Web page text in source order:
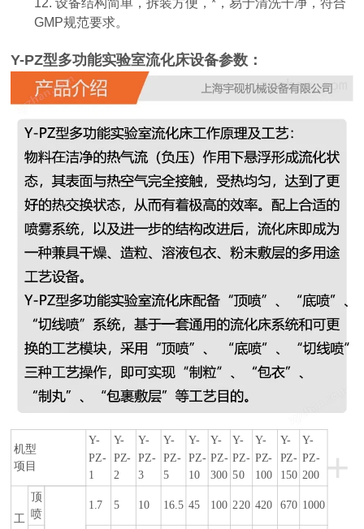
12. 设备结构简单，拆装方便，*，易于清洗干净，符合
GMP规范要求。
Y-PZ型多功能实验室流化床设备参数：
+
机型
项目
Y-
PZ-
1
Y-
PZ-
2
Y-
PZ-
3
Y-
PZ-
5
Y-
PZ-
10
Y-
PZ-
300
Y-
PZ-
50
Y-
PZ-
100
Y-
PZ-
150
Y-
PZ-
200
工
顶
喷
1.7 5 10 16.5 45 100 220 420 670 1000